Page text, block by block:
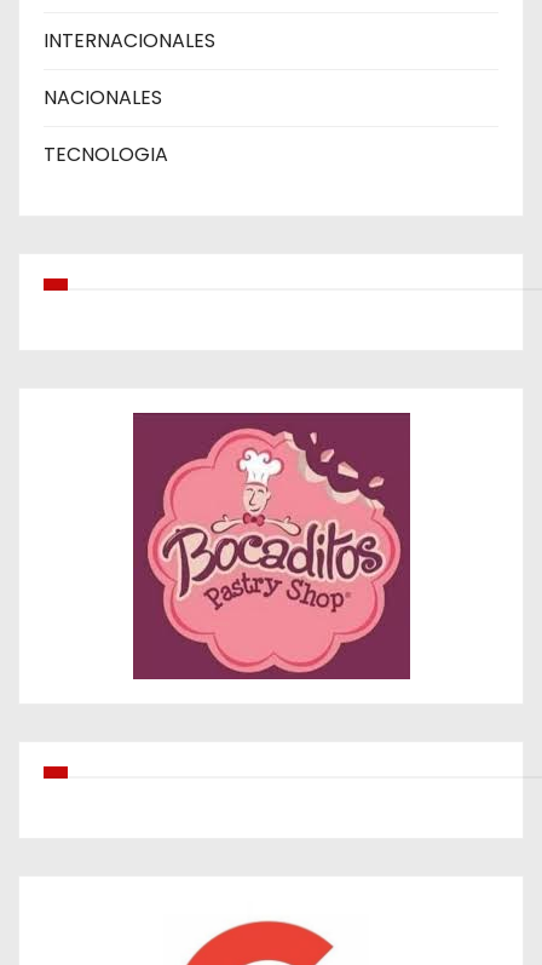
INTERNACIONALES
NACIONALES
TECNOLOGIA